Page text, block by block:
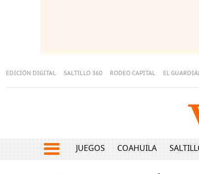
EDICIÓN DIGITAL SALTILLO 360 RODEO CAPITAL EL
JUEGOS COAHUILA